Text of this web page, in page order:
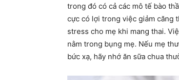
trong đó có cả các mô tế bào
cực có lợi trong việc giảm căng
stress cho mẹ khi mang thai.
nằm trong bụng mẹ. Nếu mẹ
bức xạ, hãy nhớ ăn sữa chua